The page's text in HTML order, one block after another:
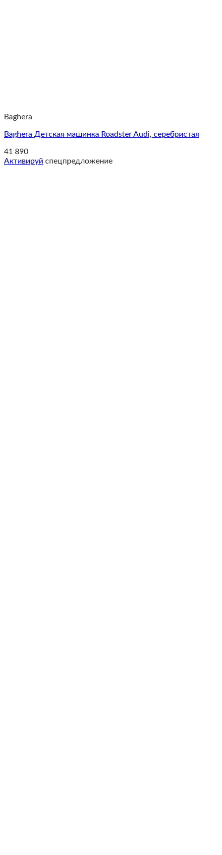
Baghera
Baghera Детская машинка Roadster Audi, серебристая
41 890
Активируй спецпредложение